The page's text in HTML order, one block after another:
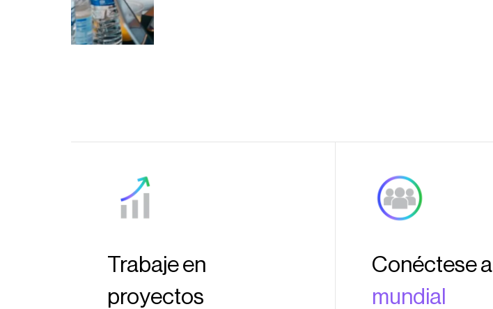
Trabaje en
proyectos
Conéctese a
mundial